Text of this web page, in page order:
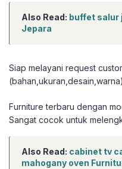
Also Read: buffet salur
Jepara
Siap melayani request
(bahan,ukuran,desain,warna)
Furniture terbaru dengan
Sangat cocok untuk
Also Read: cabinet tv
mahogany oven